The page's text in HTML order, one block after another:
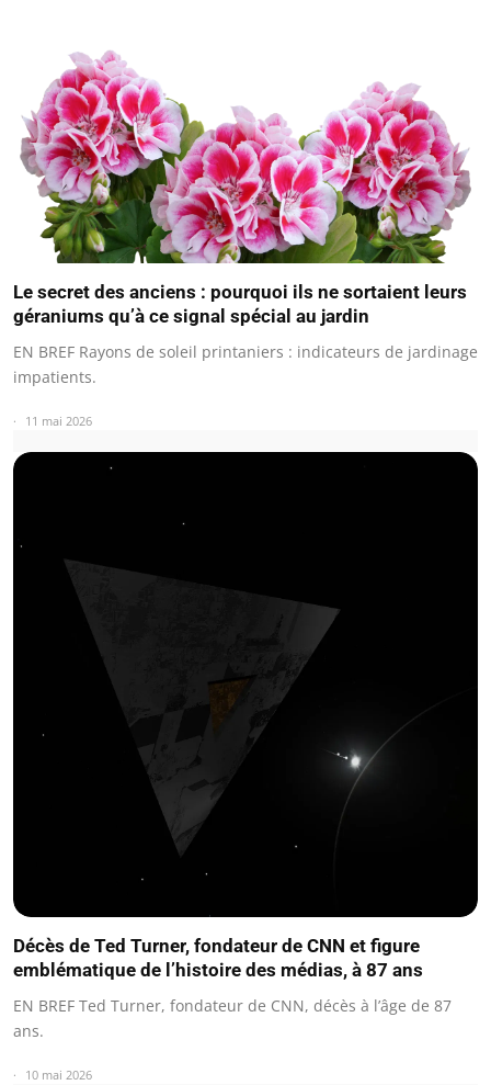
Le secret des anciens : pourquoi ils ne sortaient leurs
géraniums qu’à ce signal spécial au jardin
EN BREF Rayons de soleil printaniers : indicateurs de jardinage
impatients.
11 mai 2026
Décès de Ted Turner, fondateur de CNN et figure
emblématique de l’histoire des médias, à 87 ans
EN BREF Ted Turner, fondateur de CNN, décès à l’âge de 87
ans.
10 mai 2026